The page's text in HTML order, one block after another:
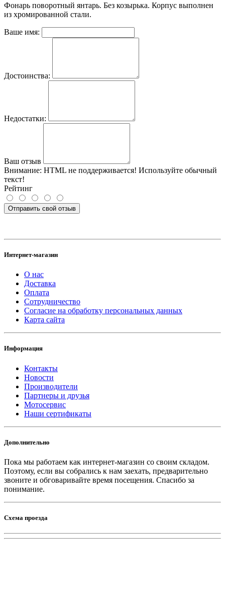
Фонарь поворотный янтарь. Без козырька. Корпус выполнен
из хромированной стали.
Ваше имя:
Достоинства:
Недостатки:
Ваш отзыв
Внимание: HTML не поддерживается! Используйте обычный
текст!
Рейтинг
Отправить свой отзыв
Интернет-магазин
О нас
Доставка
Оплата
Сотрудничество
Согласие на обработку персональных данных
Карта сайта
Информация
Контакты
Новости
Производители
Партнеры и друзья
Мотосервис
Наши сертификаты
Дополнительно
Пока мы работаем как интернет-магазин со своим складом.
Поэтому, если вы собрались к нам заехать, предварительно
звоните и обговаривайте время посещения. Спасибо за
понимание.
Схема проезда